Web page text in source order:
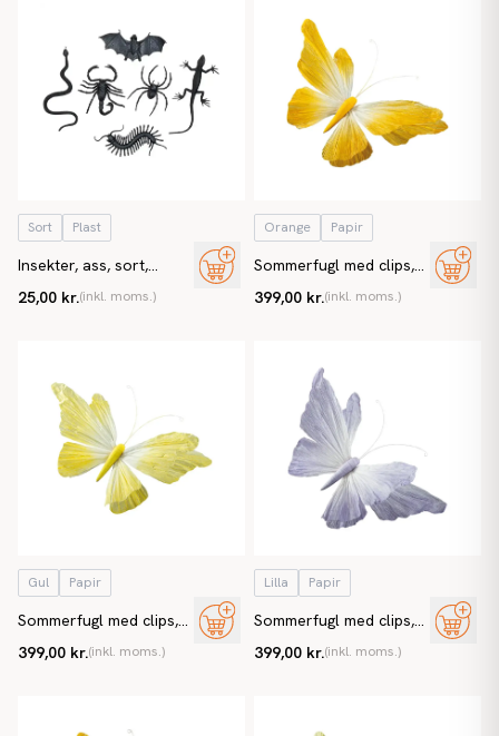
Sort Plast
Insekter, ass, sort,
25,00 kr.(inkl. moms.)
Orange Papir
Sommerfugl med clips,
sommerfugl
399,00 kr.(inkl. moms.)
Gul Papir
Sommerfugl med clips,
399,00 kr.(inkl. moms.)
Lilla Papir
Sommerfugl med clips,
399,00 kr.(inkl. moms.)